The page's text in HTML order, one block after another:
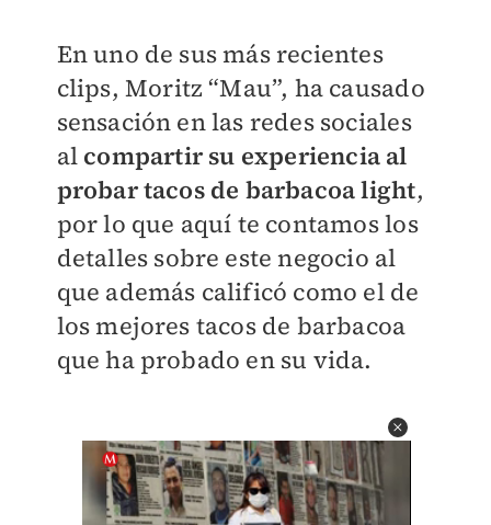
En uno de sus más recientes
clips, Moritz “Mau”, ha causado
sensación en las redes sociales
al compartir su experiencia al
probar tacos de barbacoa light,
por lo que aquí te contamos los
detalles sobre este negocio al
que además calificó como el de
los mejores tacos de barbacoa
que ha probado en su vida.